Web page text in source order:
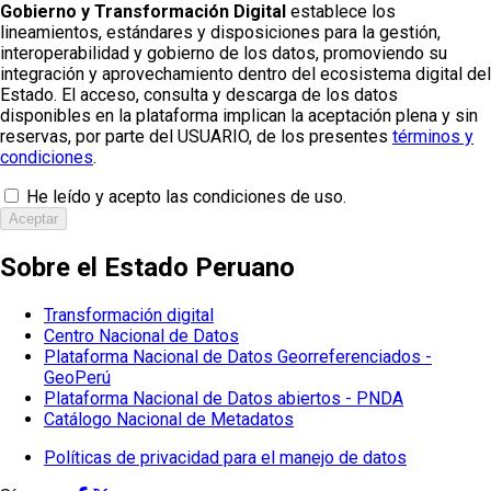
Gobierno y Transformación Digital establece los
lineamientos, estándares y disposiciones para la gestión,
interoperabilidad y gobierno de los datos, promoviendo su
integración y aprovechamiento dentro del ecosistema digital del
Estado. El acceso, consulta y descarga de los datos
disponibles en la plataforma implican la aceptación plena y sin
reservas, por parte del USUARIO, de los presentes términos y
condiciones.
He leído y acepto las condiciones de uso.
Aceptar
Sobre el Estado Peruano
Transformación digital
Centro Nacional de Datos
Plataforma Nacional de Datos Georreferenciados -
GeoPerú
Plataforma Nacional de Datos abiertos - PNDA
Catálogo Nacional de Metadatos
Políticas de privacidad para el manejo de datos